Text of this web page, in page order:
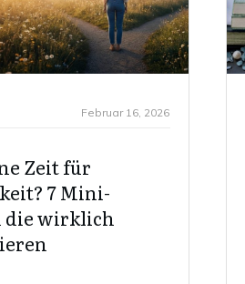
Februar 16, 2026
Zeit für
7 Mini-
die wirklich